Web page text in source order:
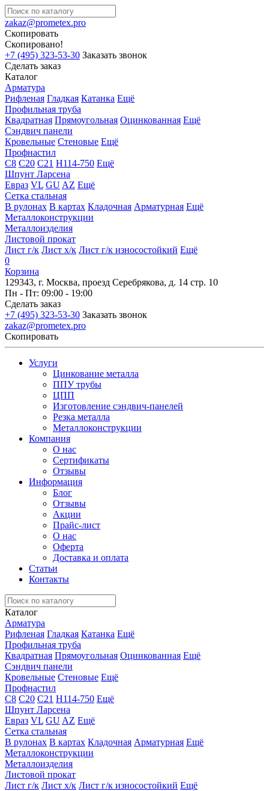
zakaz@prometex.pro
Скопировать
Скопировано!
+7 (495) 323-53-30 Заказать звонок
Сделать заказ
Каталог
Арматура
Рифленая Гладкая Катанка Ещё
Профильная труба
Квадратная Прямоугольная Оцинкованная Ещё
Сэндвич панели
Кровельные Стеновые Ещё
Профнастил
С8 С20 С21 Н114-750 Ещё
Шпунт Ларсена
Евраз VL GU AZ Ещё
Сетка стальная
В рулонах В картах Кладочная Арматурная Ещё
Металлоконструкции
Металлоизделия
Листовой прокат
Лист г/к Лист х/к Лист г/к износостойкий Ещё
0
Корзина
129343, г. Москва, проезд Серебрякова, д. 14 стр. 10
Пн - Пт: 09:00 - 19:00
Сделать заказ
+7 (495) 323-53-30 Заказать звонок
zakaz@prometex.pro
Скопировать
Услуги
Цинкование металла
ППУ трубы
ЦПП
Изготовление сэндвич-панелей
Резка металла
Металлоконструкции
Компания
О нас
Сертификаты
Отзывы
Информация
Блог
Отзывы
Акции
Прайс-лист
О нас
Оферта
Доставка и оплата
Статьи
Контакты
Каталог
Арматура
Рифленая Гладкая Катанка Ещё
Профильная труба
Квадратная Прямоугольная Оцинкованная Ещё
Сэндвич панели
Кровельные Стеновые Ещё
Профнастил
С8 С20 С21 Н114-750 Ещё
Шпунт Ларсена
Евраз VL GU AZ Ещё
Сетка стальная
В рулонах В картах Кладочная Арматурная Ещё
Металлоконструкции
Металлоизделия
Листовой прокат
Лист г/к Лист х/к Лист г/к износостойкий Ещё